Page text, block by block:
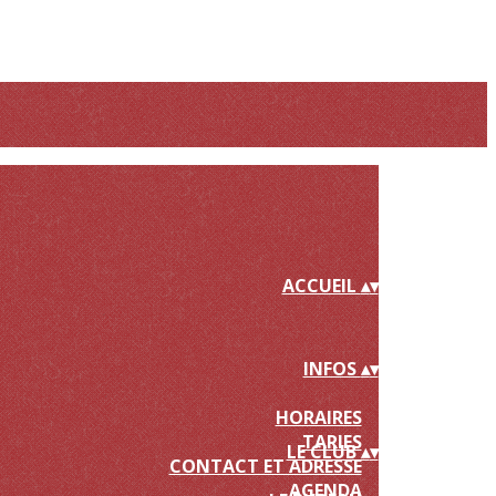
ACCUEIL▴▾
INFOS▴▾
HORAIRES
TARIFS
CONTACT ET ADRESSE
AGENDA
LE CLUB▴▾